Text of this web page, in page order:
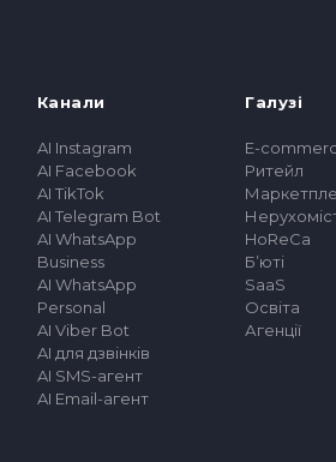
Канали
AI Instagram
AI Facebook
AI TikTok
AI Telegram Bot
AI WhatsApp
Business
AI WhatsApp
Personal
AI Viber Bot
AI для дзвінків
AI SMS-агент
AI Email-агент
Галузі
E-
Ритейл
HoReCa
Бʼюті
SaaS
Освіта
Агенції